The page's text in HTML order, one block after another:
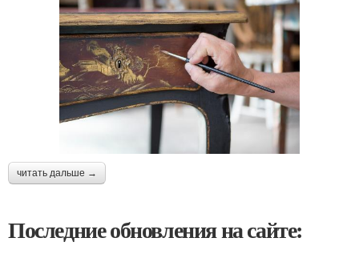
читать дальше →
Последние обновления на сайте: